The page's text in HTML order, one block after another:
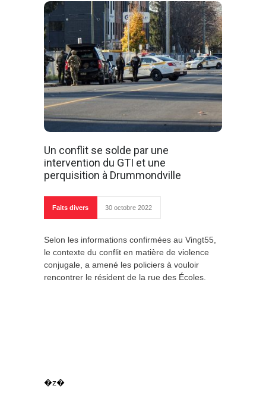
Un conflit se solde par une
intervention du GTI et une
perquisition à Drummondville
Faits divers 30 octobre 2022
Selon les informations confirmées au Vingt55,
le contexte du conflit en matière de violence
conjugale, a amené les policiers à vouloir
rencontrer le résident de la rue des Écoles.
�z�